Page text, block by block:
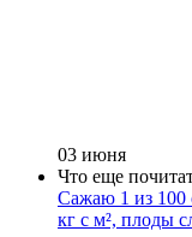
03 июня
Что еще
Сажаю 1 из 100
кг с м², плоды